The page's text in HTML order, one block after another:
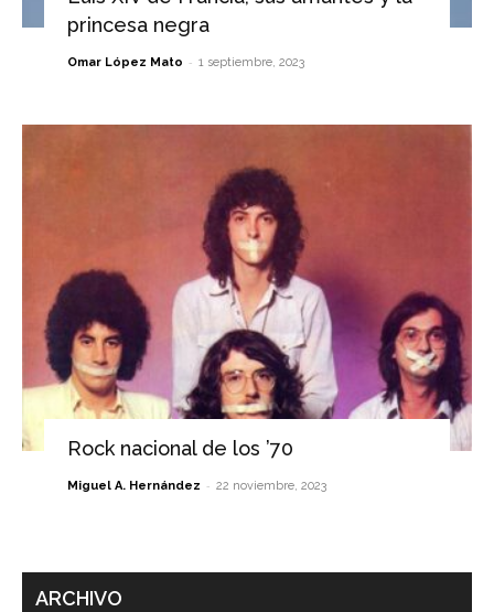
princesa negra
Omar López Mato - 1 septiembre, 2023
Rock nacional de los ’70
Miguel A. Hernández - 22 noviembre, 2023
ARCHIVO